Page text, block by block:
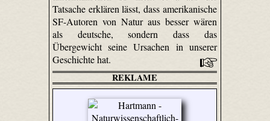
Tatsache erklären lässt, dass amerikanische
SF-Autoren von Natur aus besser wären
als deutsche, sondern dass das
Übergewicht seine Ursachen in unserer
Geschichte hat.
REKLAME